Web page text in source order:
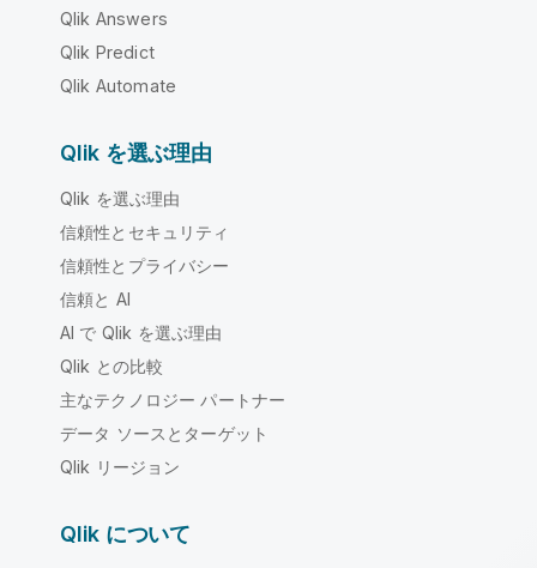
Qlik Answers
Qlik Predict
Qlik Automate
Qlik を選ぶ理由
Qlik を選ぶ理由
信頼性とセキュリティ
信頼性とプライバシー
信頼と AI
AI で Qlik を選ぶ理由
Qlik との比較
主なテクノロジー パートナー
データ ソースとターゲット
Qlik リージョン
Qlik について